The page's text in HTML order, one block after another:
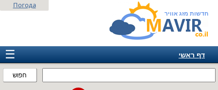
חדשות מזג אוויר
חפוש
Погода
☰
דף ראשי